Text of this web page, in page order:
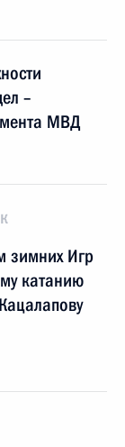
–
МВД
зимних Игр
катанию